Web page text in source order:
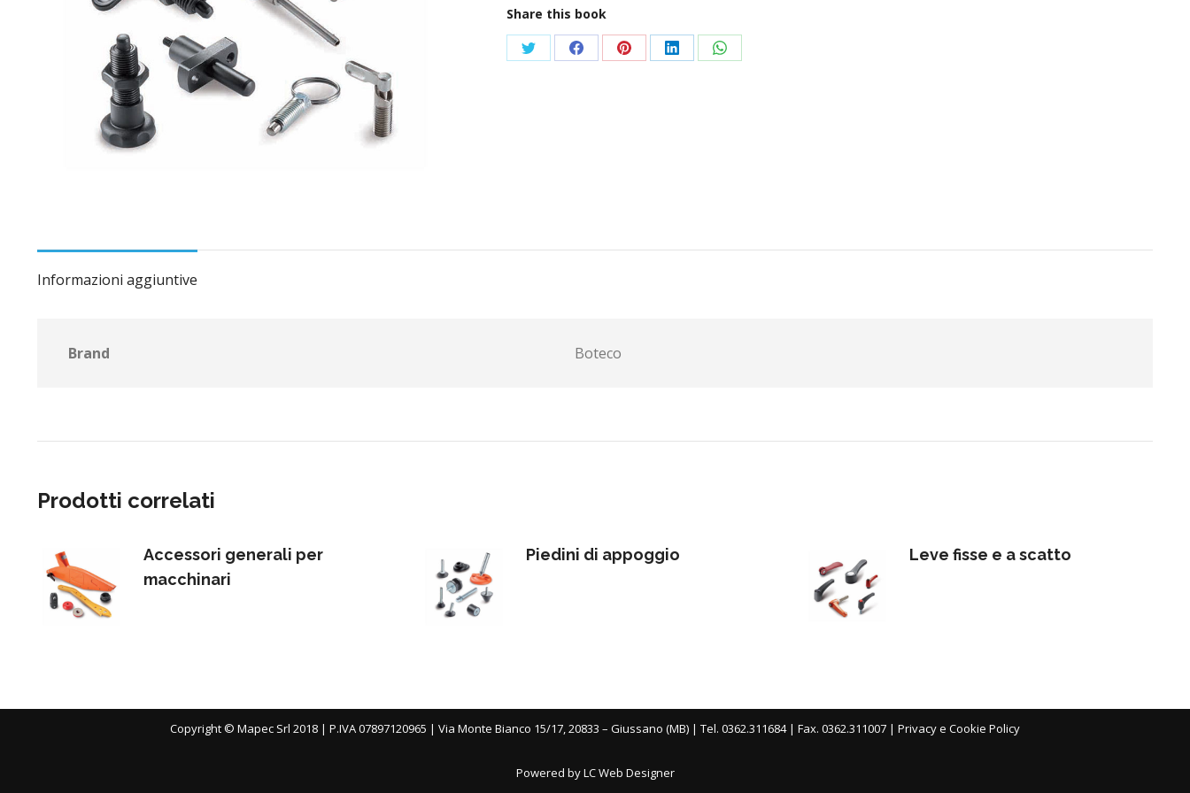
Share this book
CondividiCondividiCondividiCondividiCondividi
Informazioni aggiuntive
Brand Boteco
Prodotti correlati
Accessori generali per
macchinari
Piedini di appoggio Leve fisse e a scatto
Copyright © Mapec Srl 2018 | P.IVA 07897120965 | Via Monte Bianco 15/17, 20833 – Giussano (MB) | Tel. 0362.311684 | Fax. 0362.311007 | Privacy e Cookie Policy
Powered by LC Web Designer